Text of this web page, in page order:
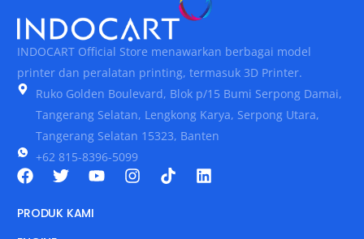
INDOCART Official Store menawarkan berbagai model
printer dan peralatan printing, termasuk 3D Printer.
Ruko Golden Boulevard, Blok p/15 Bumi Serpong Damai,
Tangerang Selatan, Lengkong Karya, Serpong Utara,
Tangerang Selatan 15323, Banten
+62 815-8396-5099
PRODUK KAMI